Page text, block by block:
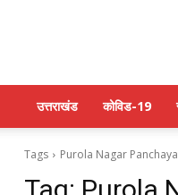
उत्तराखंड कोविड-19
Tags Purola Nagar